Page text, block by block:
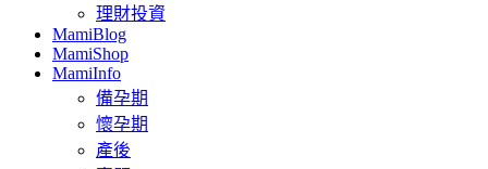
理財投資
MamiBlog
MamiShop
MamiInfo
備孕期
懷孕期
產後